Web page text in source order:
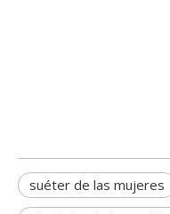
suéter de las mujeres